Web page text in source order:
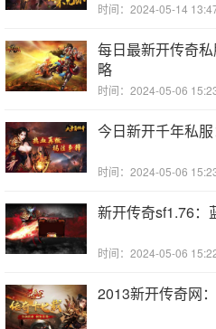
时间：2024-05-14
每日最新开传奇
略
时间：2024-05-06
今日新开千年私
时间：2024-05-06
新开传奇sf1.76：
时间：2024-05-06
2013新开传奇网